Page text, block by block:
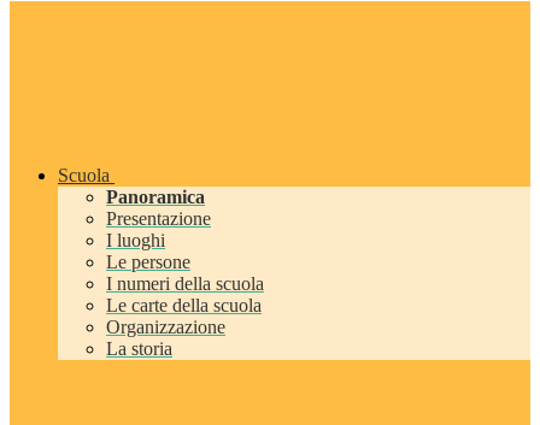
Scuola
Panoramica
Presentazione
I luoghi
Le persone
I numeri della scuola
Le carte della scuola
Organizzazione
La storia